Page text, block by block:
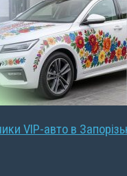
VIP-авто в